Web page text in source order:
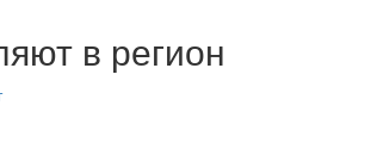
в регион